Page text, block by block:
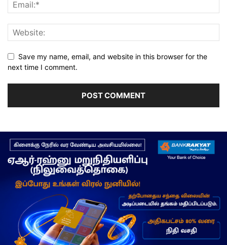
Save my name, email, and website in this browser for the
next time I comment.